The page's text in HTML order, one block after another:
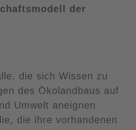
der
die sich Wissen zu
des Ökolandbaus auf
Umwelt aneignen
die ihre vorhandenen